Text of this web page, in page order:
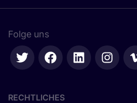
Folge uns
RECHTLICHES